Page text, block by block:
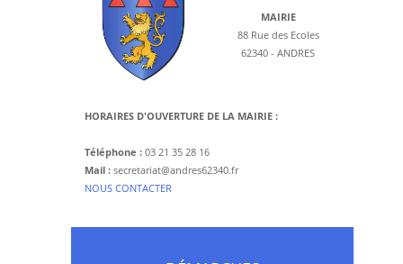
MAIRIE
88 Rue des Ecoles
62340 - ANDRES
HORAIRES D'OUVERTURE DE LA MAIRIE :
Téléphone : 03 21 35 28 16
Mail : secretariat@andres62340.fr
​NOUS CONTACTER